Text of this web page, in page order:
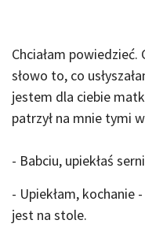
Chciałam
słowo to, co
jestem dla ciebie
patrzył na mnie tymi
- Babciu, upiekłaś
- Upiekłam, kochanie
jest na stole.